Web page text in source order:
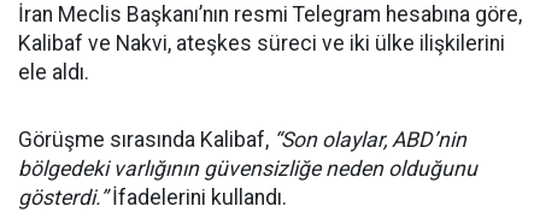
İran Meclis Başkanı’nın resmi Telegram hesabına göre,
Kalibaf ve Nakvi, ateşkes süreci ve iki ülke ilişkilerini
ele aldı.
Görüşme sırasında Kalibaf, “Son olaylar, ABD’nin
bölgedeki varlığının güvensizliğe neden olduğunu
gösterdi.”İfadelerini kullandı.